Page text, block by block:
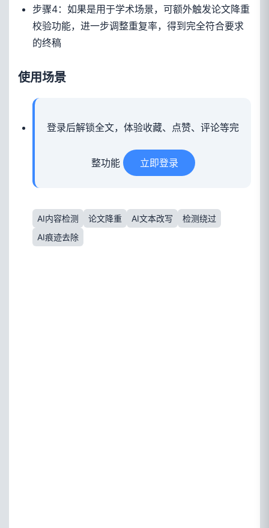
步骤4：如果是用于学术场景，可额外触发论文降重
校验功能，进一步调整重复率，得到完全符合要求
的终稿
使用场景
登录后解锁全文，体验收藏、点赞、评论等完
整功能 立即登录
AI内容检测 论文降重 AI文本改写
检测绕过
AI痕迹去除